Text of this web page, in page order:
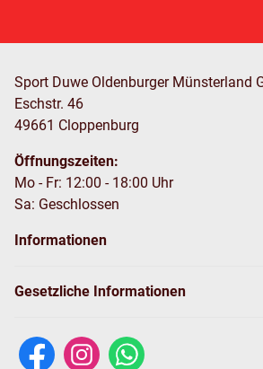
Sport Duwe Oldenburger Münsterland
Eschstr. 46
49661 Cloppenburg
Öffnungszeiten:
Mo - Fr: 12:00 - 18:00 Uhr
Sa: Geschlossen
Informationen
Gesetzliche Informationen